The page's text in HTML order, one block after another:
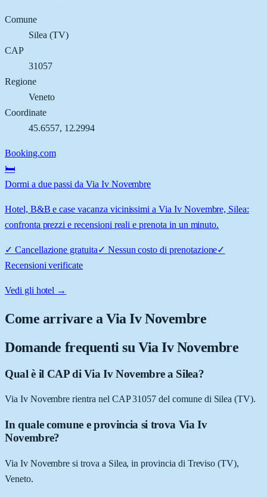
Comune
Silea (TV)
CAP
31057
Regione
Veneto
Coordinate
45.6557, 12.2994
Booking.com
🛏️
Dormi a due passi da Via Iv Novembre
Hotel, B&B e case vacanza vicinissimi a Via Iv Novembre, Silea:
confronta prezzi e recensioni reali e prenota in un minuto.
✓ Cancellazione gratuita✓ Nessun costo di prenotazione✓
Recensioni verificate
Vedi gli hotel →
Come arrivare aVia Iv Novembre
Domande frequenti su Via Iv Novembre
Qual è il CAP di Via Iv Novembre a Silea?
Via Iv Novembre rientra nel CAP 31057 del comune di Silea (TV).
In quale comune e provincia si trova Via Iv
Novembre?
Via Iv Novembre si trova a Silea, in provincia di Treviso (TV),
Veneto.